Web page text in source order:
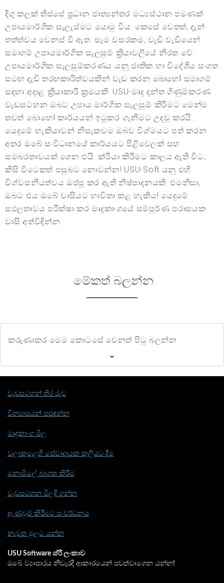
දිගු කලක් තිස්සේ ප්‍රධාන ජාත්‍යන්තර මධ්‍යස්ථාන පමණක්
උපායමාර්ගික සැලැස්මට යොමු විය. කෙසේ වෙතත්, දැන්
තත්ත්වය වෙනස් වී ඇත. සෑම වසරකම, වැඩි වැඩියෙන්
සමාගම් උපායමාර්ගික සැලසුම් ක්‍රියාවලියේ නිරත වේ.
උපායමාර්ගික සැලසුම්කරණය යනු ජාතික හා විදේශීය සංගත
සමඟ දැඩි තරඟකාරිත්වයකින් වැඩ කරන බොහෝ සමාගම්
සඳහා අදාළ ක්‍රියාකාරී ක්‍රමයකි. USU-මෘදු දන්ත ගිණුම්කරණ
වැඩසටහන ඔබට උපාය මාර්ගික සැලසුම් කිරීමට මෙන්ම
තවත් බොහෝ කාර්යයන් ඉටුකර ගැනීමට උදවු කරයි.
යෙදුමේ හැකියාවන් නිසැකවම ඔබව විශ්මයට පත් කරන
අතර ඔබේ සංවිධානයේ කාර්යයට පිළිවෙලක් සහ
සමබරතාවයක් ගෙන එයි. ක්රියා කිරීමට කාලය ඇති විට,
කිසි විටෙකත් පසුබට නොවන්න! USU-Soft යනු එහි
විශ්වසනීයත්වය ඔප්පු කර ඇති නිෂ්පාදනයකි. එමනිසා,
ඔබට එය ඔබේ වාසියට භාවිතා කළ හැකිය! යෙදුමේ
සඵලතාවය පරීක්ෂා කර මෘදුකාංගයේ සම්පූර්ණ පරාසයක
වාසි අත්විඳින්න.
මේකත් බලන්න
කරුණාකර මෙම කොටසේ වෙනත් පිටු බලන්න
වැඩසටහන් තිර රුව
වින්‍යාසයන් සසඳන්න
මෘදුකාංග මිල
වලාකුළෙහි සේවාදායක කුලියට දීම
නොමිලේ බාගත කිරීම
වැඩසටහන මිලදී ගන්න
ඇණවුම් කිරීමට සංවර්ධනය
නැවත මුලට යන්න
USU Software ශ්රී ලංකාව
ඔබේ ව්‍යාපාරය නිවැරදි ආකාරයෙන් පවත්වාගෙන යන්න!